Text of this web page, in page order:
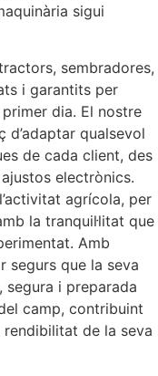
sigui
sembradores,
i garantits per
dia. El nostre
qualsevol
de cada client, des
electrònics.
agrícola, per
la tranquil·litat que
Amb
segurs que la seva
segura i preparada
camp, contribuint
de la seva